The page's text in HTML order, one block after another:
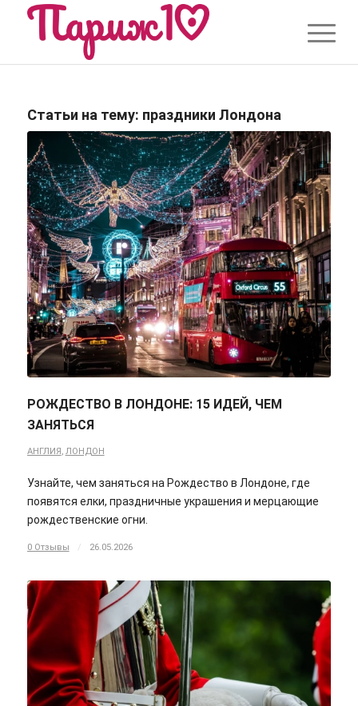
Статьи на тему: праздники Лондона
РОЖДЕСТВО В ЛОНДОНЕ: 15 ИДЕЙ, ЧЕМ
ЗАНЯТЬСЯ
АНГЛИЯ, ЛОНДОН
Узнайте, чем заняться на Рождество в Лондоне, где
появятся елки, праздничные украшения и мерцающие
рождественские огни.
0 Отзывы / 26.05.2026